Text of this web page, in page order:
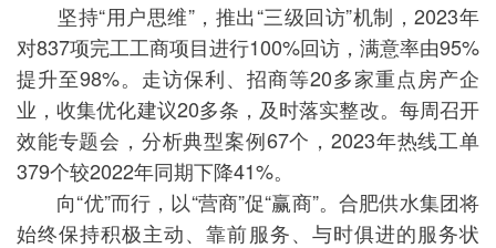
坚持“用户思维”，推出“三级回访”机制，2023年
对837项完工工商项目进行100%回访，满意率由95%
提升至98%。走访保利、招商等20多家重点房产企
业，收集优化建议20多条，及时落实整改。每周召开
效能专题会，分析典型案例67个，2023年热线工单
379个较2022年同期下降41%。
向“优”而行，以“营商”促“赢商”。合肥供水集团将
始终保持积极主动、靠前服务、与时俱进的服务状